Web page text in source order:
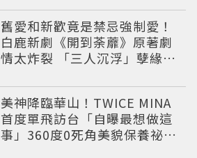
舊愛和新歡竟是禁忌強制愛！
白鹿新劇《開到荼蘼》原著劇
情太炸裂 「三人沉浮」孽緣網
美神降臨華山！TWICE MINA
首度單飛訪台「自曝最想做這
事」360度0死角美貌保養祕訣